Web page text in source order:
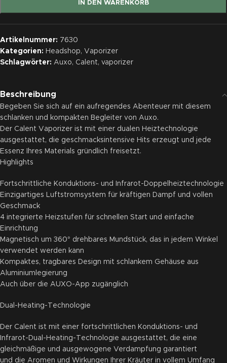
IN DEN WARENKORB
Artikelnummer: 7630
Kategorien: Headshop, Vaporizer
Schlagwörter: Auxo, Calent, vaporizer
Beschreibung
Begeben Sie sich auf ein aufregendes Abenteuer mit diesem
schlanken und kompakten Begleiter von Auxo.
Der Calent Vaporizer ist mit einer dualen Heiztechnologie
ausgestattet, die geschmacksintensive Hits erzeugt und jede
Essenz Ihres Materials gründlich freisetzt.
Highlights
Fortschrittliche Konduktions- und Infrarot-Doppelheiztechnologie
Einzigartiges Luftstromsystem für kräftigen Dampf und vollen
Geschmack
4 integrierte Heizstufen für schnellen Start und einfache
Einrichtung
Magnetisch um 360° drehbares Mundstück, das in jedem Winkel
verwendet werden kann
Kompaktes, tragbares Design mit schlankem Gehäuse aus
Aluminiumlegierung
Auch über die AUXO-App zugänglich
Dual-Heating-Technologie
Der Calent ist mit einer fortschrittlichen Konduktions- und
Infrarot-Dual-Heating-Technologie ausgestattet, die eine
gleichmäßige und ausgewogene Verdampfung garantiert
und die Aromen und Wirkungen Ihrer Kräuter in vollem Umfang